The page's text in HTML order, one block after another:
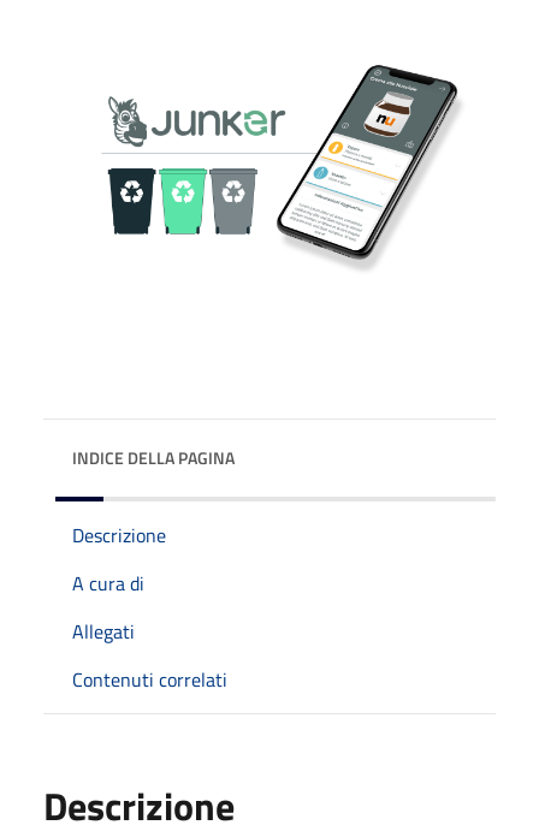
INDICE DELLA PAGINA
Descrizione
A cura di
Allegati
Contenuti correlati
Descrizione